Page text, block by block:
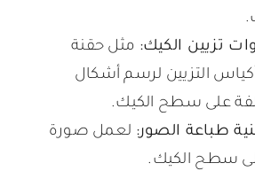
تزيين الكيك: مثل حقنة
أكياس التزيين لرسم أشكال
على سطح الكيك.
طباعة الصور: لعمل صورة
سطح الكيك.